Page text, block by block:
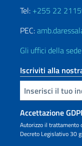
Tel: +255 22
PEC:
Gli uffici della sede
Iscriviti alla
Inserisci la tua email
Accettazione
Autorizzo il trattamento
Decreto Legislativo 30